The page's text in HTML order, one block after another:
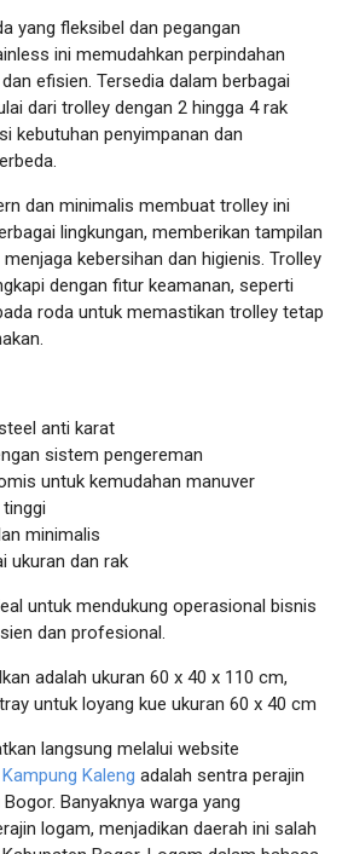
yang fleksibel dan pegangan
ini memudahkan perpindahan
efisien. Tersedia dalam berbagai
dari trolley dengan 2 hingga 4 rak
kebutuhan penyimpanan dan
dan minimalis membuat trolley ini
lingkungan, memberikan tampilan
kebersihan dan higienis. Trolley
dengan fitur keamanan, seperti
roda untuk memastikan trolley tetap
anti karat
sistem pengereman
untuk kemudahan manuver
minimalis
ukuran dan rak
untuk mendukung operasional bisnis
dan profesional.
adalah ukuran 60 x 40 x 110 cm,
untuk loyang kue ukuran 60 x 40 cm
langsung melalui website
Kampung Kaleng adalah sentra perajin
Banyaknya warga yang
logam, menjadikan daerah ini salah